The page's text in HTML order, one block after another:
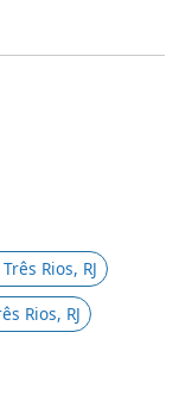
Rios, RJ
Rios, RJ